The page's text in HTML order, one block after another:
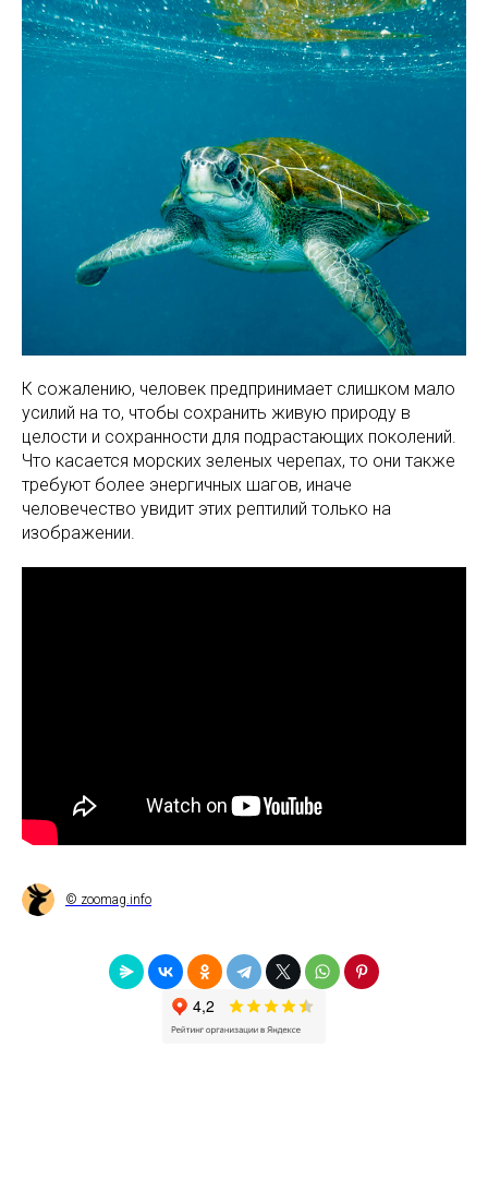
К сожалению, человек предпринимает слишком мало
усилий на то, чтобы сохранить живую природу в
целости и сохранности для подрастающих поколений.
Что касается морских зеленых черепах, то они также
требуют более энергичных шагов, иначе
человечество увидит этих рептилий только на
изображении.
© zoomag.info